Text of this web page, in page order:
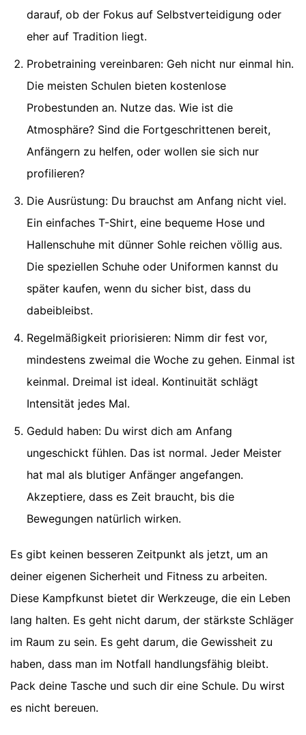
darauf, ob der Fokus auf Selbstverteidigung oder
eher auf Tradition liegt.
Probetraining vereinbaren: Geh nicht nur einmal hin.
Die meisten Schulen bieten kostenlose
Probestunden an. Nutze das. Wie ist die
Atmosphäre? Sind die Fortgeschrittenen bereit,
Anfängern zu helfen, oder wollen sie sich nur
profilieren?
Die Ausrüstung: Du brauchst am Anfang nicht viel.
Ein einfaches T-Shirt, eine bequeme Hose und
Hallenschuhe mit dünner Sohle reichen völlig aus.
Die speziellen Schuhe oder Uniformen kannst du
später kaufen, wenn du sicher bist, dass du
dabeibleibst.
Regelmäßigkeit priorisieren: Nimm dir fest vor,
mindestens zweimal die Woche zu gehen. Einmal ist
keinmal. Dreimal ist ideal. Kontinuität schlägt
Intensität jedes Mal.
Geduld haben: Du wirst dich am Anfang
ungeschickt fühlen. Das ist normal. Jeder Meister
hat mal als blutiger Anfänger angefangen.
Akzeptiere, dass es Zeit braucht, bis die
Bewegungen natürlich wirken.
Es gibt keinen besseren Zeitpunkt als jetzt, um an
deiner eigenen Sicherheit und Fitness zu arbeiten.
Diese Kampfkunst bietet dir Werkzeuge, die ein Leben
lang halten. Es geht nicht darum, der stärkste Schläger
im Raum zu sein. Es geht darum, die Gewissheit zu
haben, dass man im Notfall handlungsfähig bleibt.
Pack deine Tasche und such dir eine Schule. Du wirst
es nicht bereuen.